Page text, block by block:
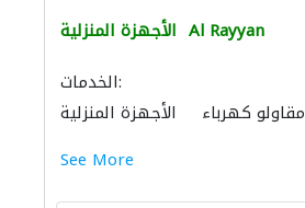
الأجهزة المنزلية Al Rayyan
الخدمات:
الأجهزة المنزلية
مقاولو كهرباء
See More